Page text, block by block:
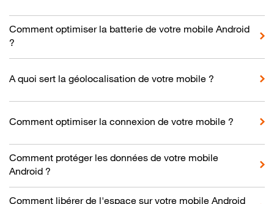
Comment optimiser la batterie de votre mobile Android
?
A quoi sert la géolocalisation de votre mobile ?
Comment optimiser la connexion de votre mobile ?
Comment protéger les données de votre mobile
Android ?
Comment libérer de l'espace sur votre mobile Android